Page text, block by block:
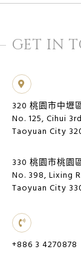
GET IN
320 桃園市中壢
No. 125, Cihui
Taoyuan City
330 桃園市桃園
No. 398, Lixing
Taoyuan City
+886 3 4270878